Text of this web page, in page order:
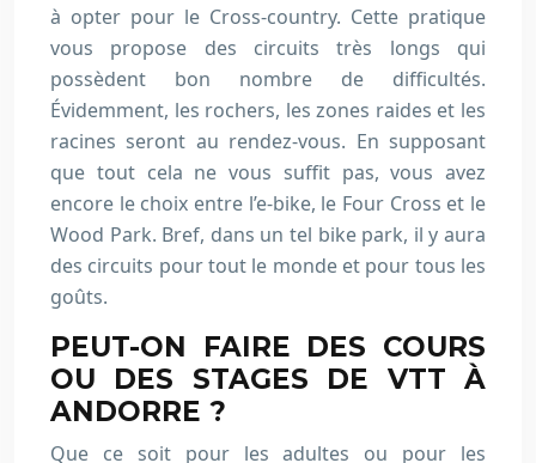
à opter pour le Cross-country. Cette pratique
vous propose des circuits très longs qui
possèdent bon nombre de difficultés.
Évidemment, les rochers, les zones raides et les
racines seront au rendez-vous. En supposant
que tout cela ne vous suffit pas, vous avez
encore le choix entre l’e-bike, le Four Cross et le
Wood Park. Bref, dans un tel bike park, il y aura
des circuits pour tout le monde et pour tous les
goûts.
PEUT-ON FAIRE DES COURS
OU DES STAGES DE VTT À
ANDORRE ?
Que ce soit pour les adultes ou pour les